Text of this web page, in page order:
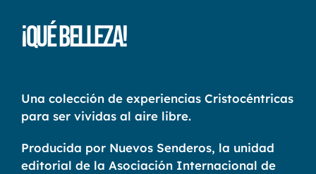
¡Qué Belleza!
Una colección de experiencias Cristocéntricas
para ser vividas al aire libre.
Producida por Nuevos Senderos, la unidad
editorial de la Asociación Internacional de